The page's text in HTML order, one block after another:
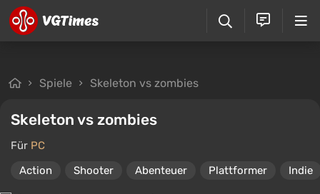
Spiele Skeleton vs zombies
Skeleton vs zombies
Für PC
Action
Shooter Abenteuer Plattformer Indie